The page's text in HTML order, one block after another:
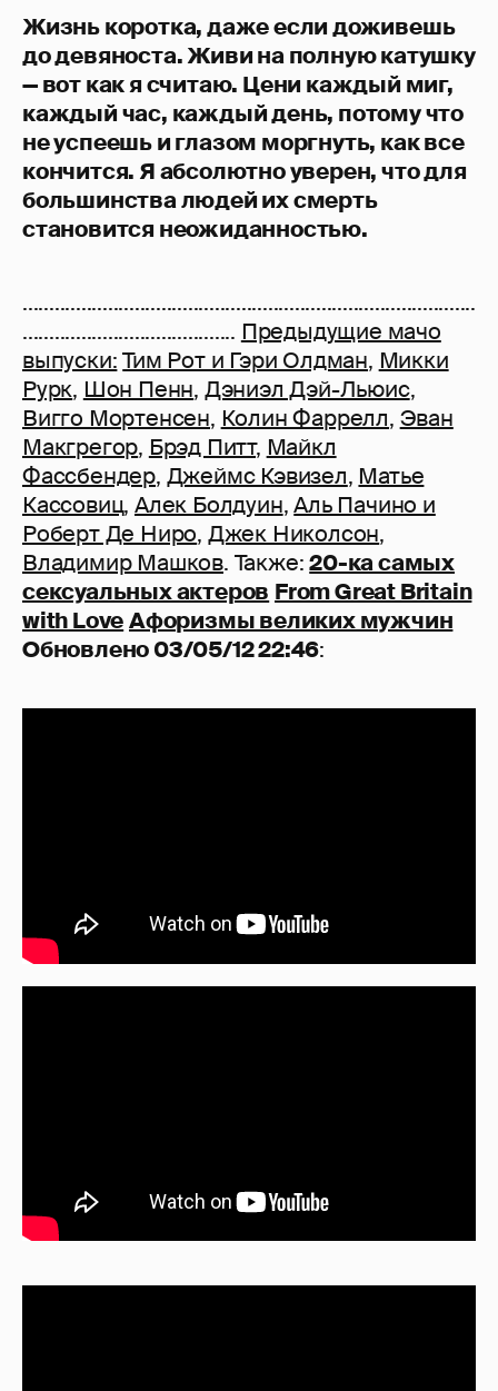
Жизнь коротка, даже если доживешь
до девяноста. Живи на полную катушку
— вот как я считаю. Цени каждый миг,
каждый час, каждый день, потому что
не успеешь и глазом моргнуть, как все
кончится. Я абсолютно уверен, что для
большинства людей их смерть
становится неожиданностью.
.....................................................................................
........................................ Предыдущие мачо
выпуски: Тим Рот и Гэри Олдман, Микки
Рурк, Шон Пенн, Дэниэл Дэй-Льюис,
Вигго Мортенсен, Колин Фаррелл, Эван
Макгрегор, Брэд Питт, Майкл
Фассбендер, Джеймс Кэвизел, Матье
Кассовиц,Алек Болдуин,Аль Пачино и
Роберт Де Ниро, Джек Николсон,
Владимир Машков. Также:20-ка самых
сексуальных актеров From Great Britain
with LoveАфоризмы великих мужчин
Обновлено 03/05/12 22:46: